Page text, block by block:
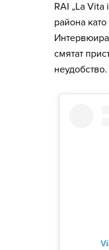
RAI „La Vita
района
смятат
неудобство.